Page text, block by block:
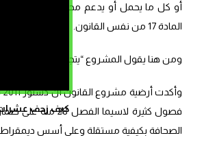
كيف زحف عشرات
أو كل ما يحمل أو يدعم محتوى إعلاميا،
المادة 17 من نفس القانون.
ومن هنا يقول المشروع “يتجلى لنا الدور
فصول كثيرة
الصحافة بكيفية مستقلة وعلى أسس ديمقراطية،